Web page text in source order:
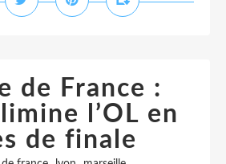
de France :
l’OL en
de finale